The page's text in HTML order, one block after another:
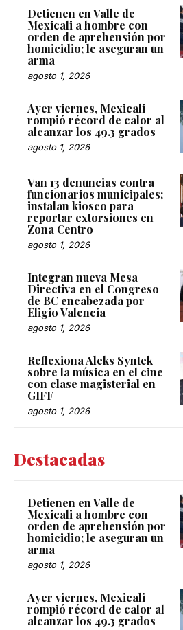
Detienen en Valle de
Mexicali a hombre con
orden de aprehensión por
homicidio; le aseguran un
arma
agosto 1, 2026
Ayer viernes, Mexicali
rompió récord de calor al
alcanzar los 49.3 grados
agosto 1, 2026
Van 13 denuncias contra
funcionarios municipales;
instalan kiosco para
reportar extorsiones en
Zona Centro
agosto 1, 2026
Integran nueva Mesa
Directiva en el Congreso
de BC encabezada por
Eligio Valencia
agosto 1, 2026
Reflexiona Aleks Syntek
sobre la música en el cine
con clase magisterial en
GIFF
agosto 1, 2026
Destacadas
Detienen en Valle de
Mexicali a hombre con
orden de aprehensión por
homicidio; le aseguran un
arma
agosto 1, 2026
Ayer viernes, Mexicali
rompió récord de calor al
alcanzar los 49.3 grados